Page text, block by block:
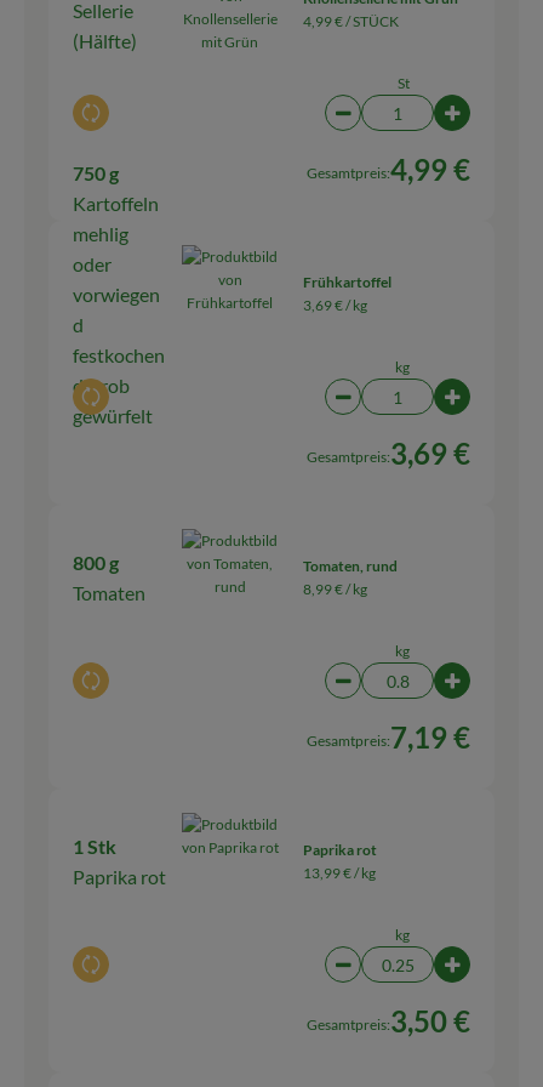
Sellerie
(Hälfte)
Auswahl ändern
4,99 € /STÜCK
St
Artikelanzahl
Gesamtpreis:4,99 €
750 g
Kartoffeln
mehlig
oder
vorwiegen
d
festkochen
d, grob
gewürfelt
Auswahl ändern
Frühkartoffel
3,69 € /kg
kg
Artikelanzahl
Gesamtpreis:3,69 €
800 g
Tomaten
Auswahl ändern
Tomaten, rund
8,99 € /kg
kg
Artikelanzahl
Gesamtpreis:7,19 €
1 Stk
Paprika rot
Auswahl ändern
Paprika rot
13,99 € /kg
kg
Artikelanzahl
Gesamtpreis:3,50 €